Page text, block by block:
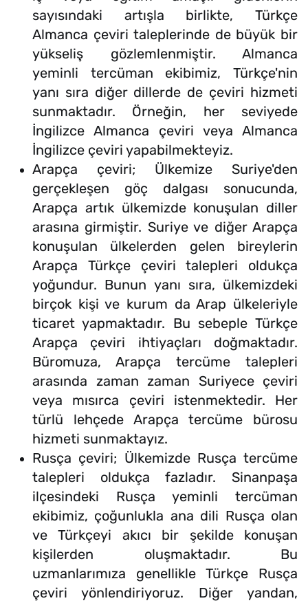
sayısındaki artışla birlikte, Türkçe
Almanca çeviri taleplerinde de büyük bir
yükseliş gözlemlenmiştir. Almanca
yeminli tercüman ekibimiz, Türkçe'nin
yanı sıra diğer dillerde de çeviri hizmeti
sunmaktadır. Örneğin, her seviyede
İngilizce Almanca çeviri veya Almanca
İngilizce çeviri yapabilmekteyiz.
Arapça çeviri; Ülkemize Suriye'den
gerçekleşen göç dalgası sonucunda,
Arapça artık ülkemizde konuşulan diller
arasına girmiştir. Suriye ve diğer Arapça
konuşulan ülkelerden gelen bireylerin
Arapça Türkçe çeviri talepleri oldukça
yoğundur. Bunun yanı sıra, ülkemizdeki
birçok kişi ve kurum da Arap ülkeleriyle
ticaret yapmaktadır. Bu sebeple Türkçe
Arapça çeviri ihtiyaçları doğmaktadır.
Büromuza, Arapça tercüme talepleri
arasında zaman zaman Suriyece çeviri
veya mısırca çeviri istenmektedir. Her
türlü lehçede Arapça tercüme bürosu
hizmeti sunmaktayız.
Rusça çeviri; Ülkemizde Rusça tercüme
talepleri oldukça fazladır. Sinanpaşa
ilçesindeki Rusça yeminli tercüman
ekibimiz, çoğunlukla ana dili Rusça olan
ve Türkçeyi akıcı bir şekilde konuşan
kişilerden oluşmaktadır. Bu
uzmanlarımıza genellikle Türkçe Rusça
çeviri yönlendiriyoruz. Diğer yandan,